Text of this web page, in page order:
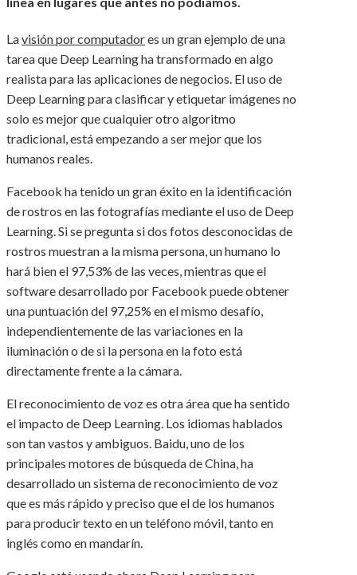
Lavisión por computadores un gran ejemplo de una
tarea que Deep Learning ha transformado en algo
realista para las aplicaciones de negocios. El uso de
Deep Learning para clasificar y etiquetar imágenes no
solo es mejor que cualquier otro algoritmo
tradicional, está empezando a ser mejor que los
humanos reales.
Facebook ha tenido un gran éxito en la identificación
de rostros en las fotografías mediante el uso de Deep
Learning. Si se pregunta si dos fotos desconocidas de
rostros muestran a la misma persona, un humano lo
hará bien el 97,53% de las veces, mientras que el
software desarrollado por Facebook puede obtener
una puntuación del 97,25% en el mismo desafío,
independientemente de las variaciones en la
iluminación o de si la persona en la foto está
directamente frente a la cámara.
El reconocimiento de voz es otra área que ha sentido
el impacto de Deep Learning. Los idiomas hablados
son tan vastos y ambiguos. Baidu, uno de los
principales motores de búsqueda de China, ha
desarrollado un sistema de reconocimiento de voz
que es más rápido y preciso que el de los humanos
para producir texto en un teléfono móvil, tanto en
inglés como en mandarín.